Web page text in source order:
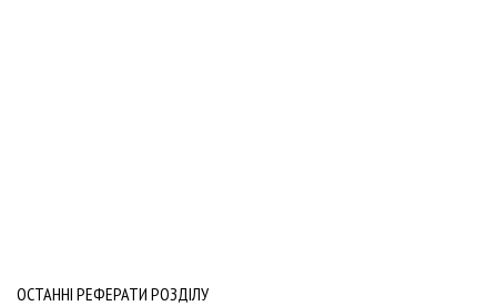
ОСТАННІ РЕФЕРАТИ РОЗДІЛУ